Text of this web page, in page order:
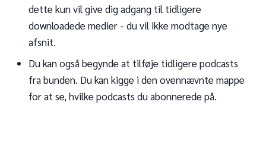
dette kun vil give dig adgang til tidligere
downloadede medier - du vil ikke modtage nye
afsnit.
Du kan også begynde at tilføje tidligere podcasts
fra bunden. Du kan kigge i den ovennævnte mappe
for at se, hvilke podcasts du abonnerede på.